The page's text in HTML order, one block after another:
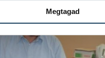
Megtagad